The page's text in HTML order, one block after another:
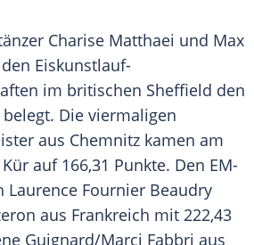
Charise Matthaei und Max
Eiskunstlauf-
im britischen Sheffield den
Die viermaligen
aus Chemnitz kamen am
auf 166,31 Punkte. Den EM-
Laurence Fournier Beaudry
aus Frankreich mit 222,43
Guignard/Marci Fabbri aus